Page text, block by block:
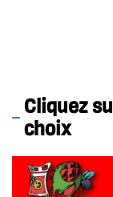
Cliquez
choix